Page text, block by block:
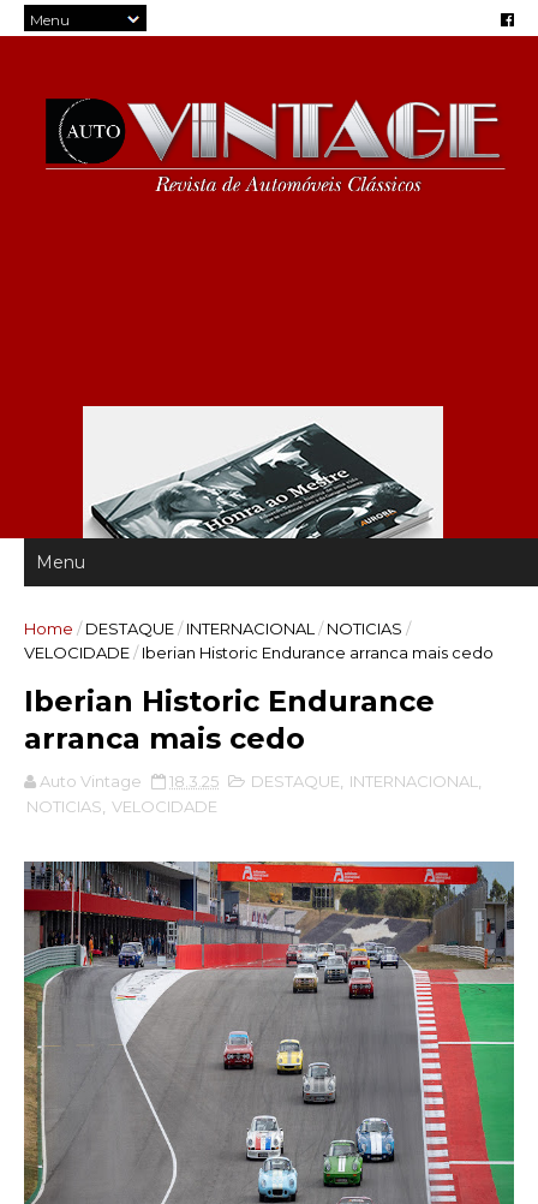
Home / DESTAQUE/ INTERNACIONAL / NOTICIAS /
VELOCIDADE/ Iberian Historic Endurance arranca mais cedo
Iberian Historic Endurance
arranca mais cedo
Auto Vintage 18.3.25 DESTAQUE INTERNACIONAL
NOTICIAS VELOCIDADE